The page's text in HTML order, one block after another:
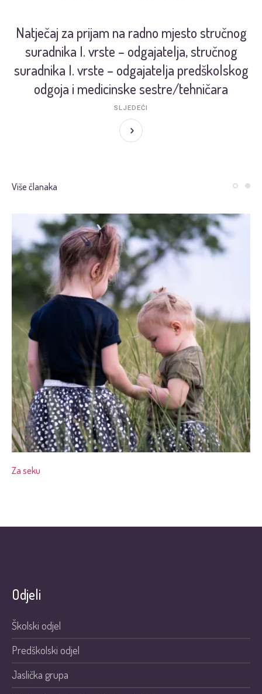
Natječaj za prijam na radno mjesto stručnog
suradnika I. vrste – odgajatelja, stručnog
suradnika I. vrste – odgajatelja predškolskog
odgoja i medicinske sestre/tehničara
SLJEDEĆI
Više članaka
Za seku
Odjeli
Školski odjel
Predškolski odjel
Jaslička grupa